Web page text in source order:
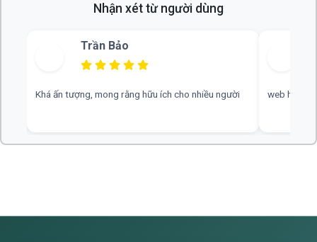
Nhận xét từ người dùng
Trần Bảo
Khá ấn tượng, mong rằng hữu ích cho nhiều người web hay,